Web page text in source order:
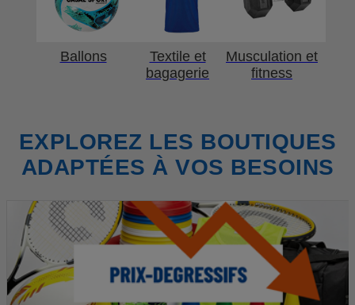
Ballons
Textile et
bagagerie
Musculation et
fitness
EXPLOREZ LES BOUTIQUES
ADAPTÉES À VOS BESOINS